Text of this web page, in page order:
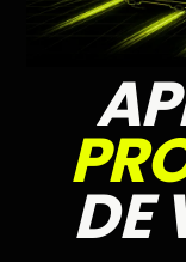
DE